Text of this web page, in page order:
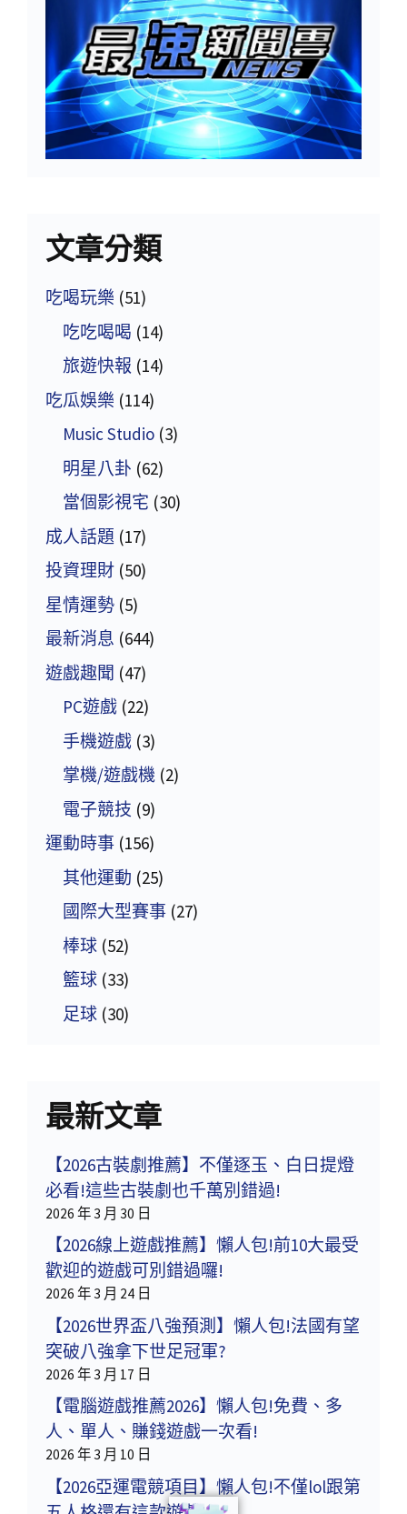
文章分類
吃喝玩樂 (51)
吃吃喝喝 (14)
旅遊快報 (14)
吃瓜娛樂 (114)
Music Studio (3)
明星八卦 (62)
當個影視宅 (30)
成人話題 (17)
投資理財 (50)
星情運勢 (5)
最新消息 (644)
遊戲趣聞 (47)
PC遊戲 (22)
手機遊戲 (3)
掌機/遊戲機 (2)
電子競技 (9)
運動時事 (156)
其他運動 (25)
國際大型賽事 (27)
棒球 (52)
籃球 (33)
足球 (30)
最新文章
【2026古裝劇推薦】不僅逐玉、白日提燈
必看!這些古裝劇也千萬別錯過!
2026 年 3 月 30 日
【2026線上遊戲推薦】懶人包!前10大最受
歡迎的遊戲可別錯過囉!
2026 年 3 月 24 日
【2026世界盃八強預測】懶人包!法國有望
突破八強拿下世足冠軍?
2026 年 3 月 17 日
【電腦遊戲推薦2026】懶人包!免費、多
人、單人、賺錢遊戲一次看!
2026 年 3 月 10 日
【2026亞運電競項目】懶人包!不僅lol跟第